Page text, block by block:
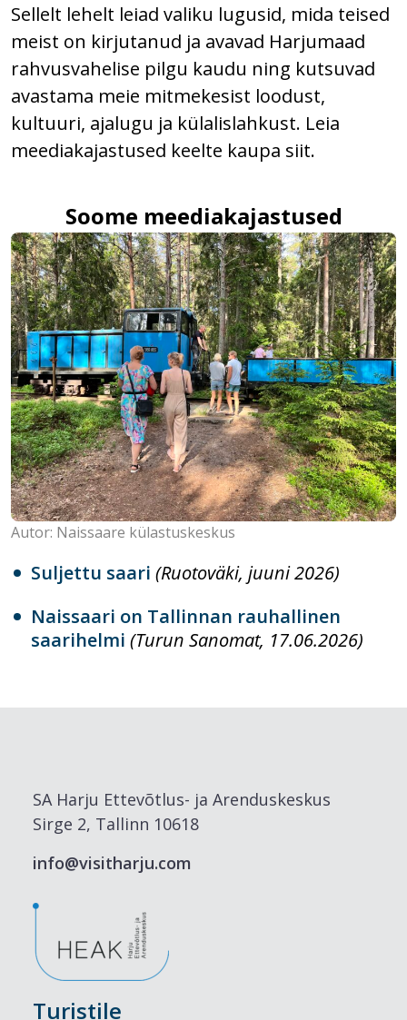
Sellelt lehelt leiad valiku lugusid, mida teised
meist on kirjutanud ja avavad Harjumaad
rahvusvahelise pilgu kaudu ning kutsuvad
avastama meie mitmekesist loodust,
kultuuri, ajalugu ja külalislahkust. Leia
meediakajastused keelte kaupa siit.
Soome meediakajastused
Autor: Naissaare külastuskeskus
Suljettu saari (Ruotoväki, juuni 2026)
Naissaari on Tallinnan rauhallinen
saarihelmi (Turun Sanomat, 17.06.2026)
SA Harju Ettevõtlus- ja Arenduskeskus
Sirge 2, Tallinn 10618
info@visitharju.com
Turistile